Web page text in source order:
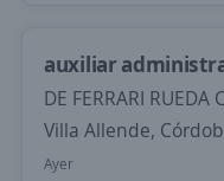
auxiliar
DE FERRARI RUEDA
Villa Allende,
Ayer